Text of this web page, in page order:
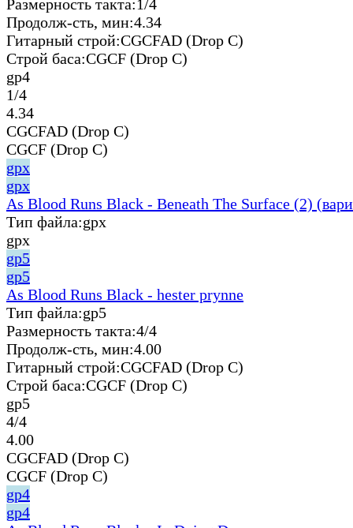
Размерность такта:1/4
Продолж-сть, мин:4.34
Гитарный строй:CGCFAD (Drop C)
Строй баса:CGCF (Drop C)
gp4
1/4
4.34
CGCFAD (Drop C)
CGCF (Drop C)
gpx
gpx
As Blood Runs Black - Beneath The Surface (2)
Тип файла:gpx
gpx
gp5
gp5
As Blood Runs Black - hester prynne
Тип файла:gp5
Размерность такта:4/4
Продолж-сть, мин:4.00
Гитарный строй:CGCFAD (Drop C)
Строй баса:CGCF (Drop C)
gp5
4/4
4.00
CGCFAD (Drop C)
CGCF (Drop C)
gp4
gp4